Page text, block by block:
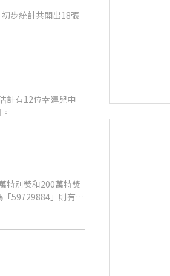
步統計共開出18張
計有12位幸運兒中
特別獎和200萬特獎
59729884」則有